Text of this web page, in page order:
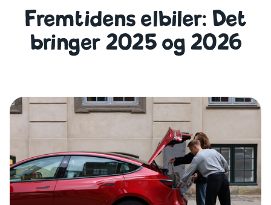
Fremtidens elbiler: Det
bringer 2025 og 2026